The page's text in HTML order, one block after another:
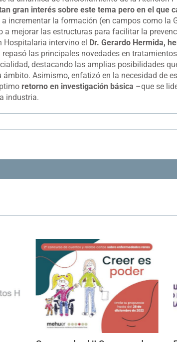
gran interés sobre este tema pero en el que
a incrementar la formación (en campos como la
a mejorar las estructuras para facilitar la
Hospitalaria intervino el Dr. Gerardo Hermida,
repasó las principales novedades en
destacando las amplias posibilidades
ámbito. Asimismo, enfatizó en la necesidad de
retorno en investigación básica –que se
industria.